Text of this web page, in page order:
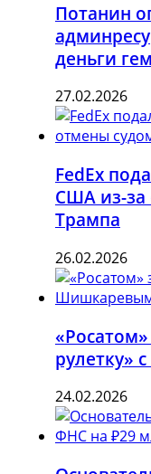
Потанин
деньги
27.02.2026
FedEx
США из-
Трампа
26.02.2026
рулетку»
24.02.2026